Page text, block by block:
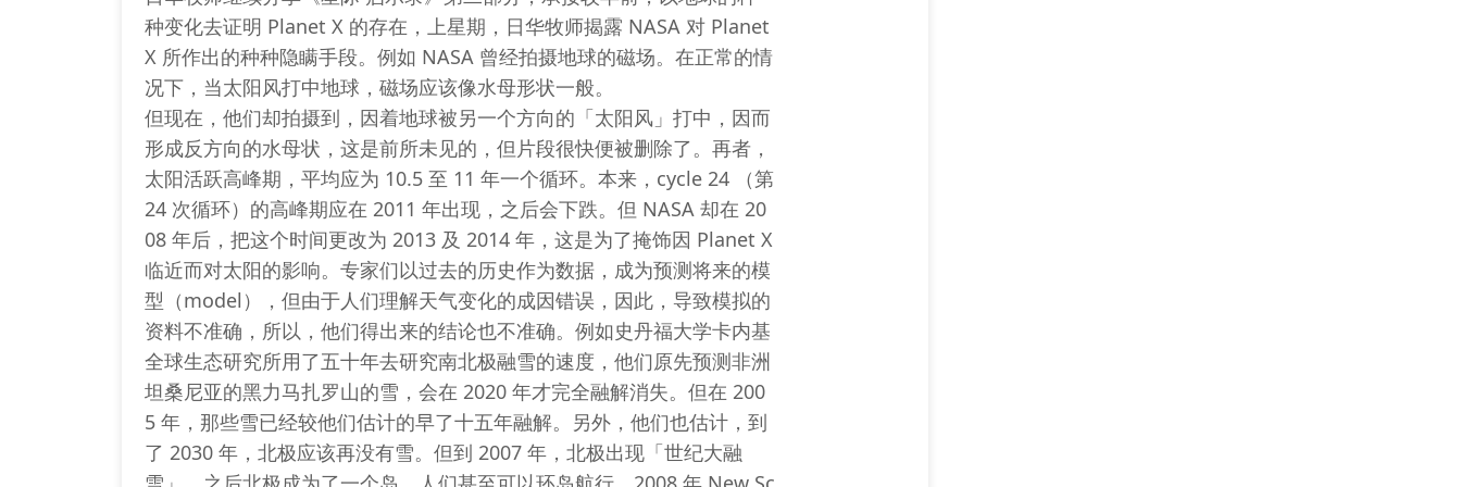
种变化去证明 Planet X 的存在，上星期，日华牧师揭露 NASA 对 Planet
X 所作出的种种隐瞒手段。例如 NASA 曾经拍摄地球的磁场。在正常的情
况下，当太阳风打中地球，磁场应该像水母形状一般。
但现在，他们却拍摄到，因着地球被另一个方向的「太阳风」打中，因而
形成反方向的水母状，这是前所未见的，但片段很快便被删除了。再者，
太阳活跃高峰期，平均应为 10.5 至 11 年一个循环。本来，cycle 24 （第
24 次循环）的高峰期应在 2011 年出现，之后会下跌。但 NASA 却在 20
08 年后，把这个时间更改为 2013 及 2014 年，这是为了掩饰因 Planet X
临近而对太阳的影响。专家们以过去的历史作为数据，成为预测将来的模
型（model），但由于人们理解天气变化的成因错误，因此，导致模拟的
资料不准确，所以，他们得出来的结论也不准确。例如史丹福大学卡内基
全球生态研究所用了五十年去研究南北极融雪的速度，他们原先预测非洲
坦桑尼亚的黑力马扎罗山的雪，会在 2020 年才完全融解消失。但在 200
5 年，那些雪已经较他们估计的早了十五年融解。另外，他们也估计，到
了 2030 年，北极应该再没有雪。但到 2007 年，北极出现「世纪大融